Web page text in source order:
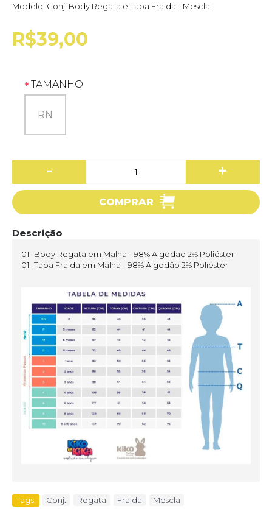
Modelo: Conj. Body Regata e Tapa Fralda - Mescla
R$39,00
TAMANHO
RN
- +
COMPRAR
Descrição
01- Body Regata em Malha - 98% Algodão 2% Poliéster
01- Tapa Fralda em Malha - 98% Algodão 2% Poliéster
Tags: Conj. Regata Fralda Mescla